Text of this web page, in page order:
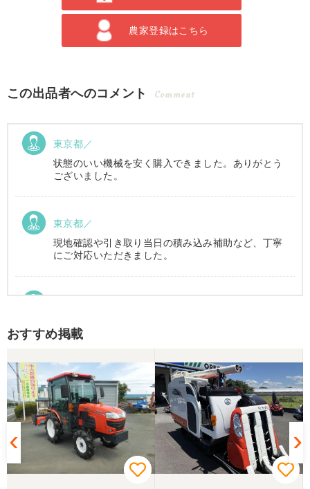
農家登録はこちら
この出品者へのコメント Comment
東京都／
状態のいい機械を安く購入できました。ありがとう
ございました。
東京都／
現地確認や引き取り当日の積み込み補助など、丁寧
にご対応いただきました。
物は2台出ていて、当初安い方を購入予定でした。
しかしそちらは売れてしまったとの事でしたので、5
万円ほど高い方を購入させて頂きました。 引き取り
に伺い持ち帰りましたが、出品画像と違い確認した
所、安い方を渡されました。 出品者に問い合わせま
したが、高い方は「先に購入した者が引き取り済み
で安い方でお願いしたい」との事。 では先の安い方
との差額分を返金と交渉しましたが、「難しい」と
の事。カバーが脱落していて、使用に難が有る事を
伝えたところ、そのカバー代金で妥協する事になり
ました。 「管理する者が間違えて管理番号を貼り付
けた」 といっておりましたが、とても残念な気持
おすすめ掲載